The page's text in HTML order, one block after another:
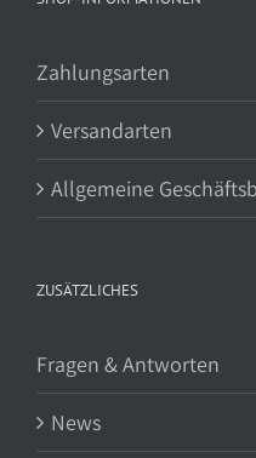
Zahlungsarten
Versandarten
Allgemeine
ZUSÄTZLICHES
Fragen & Antworten
News